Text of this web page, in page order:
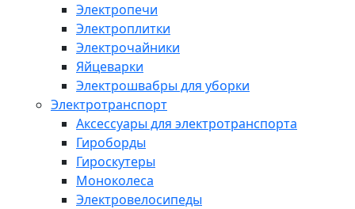
Электропечи
Электроплитки
Электрочайники
Яйцеварки
Электрошвабры для уборки
Электротранспорт
Аксессуары для электротранспорта
Гироборды
Гироскутеры
Моноколеса
Электровелосипеды